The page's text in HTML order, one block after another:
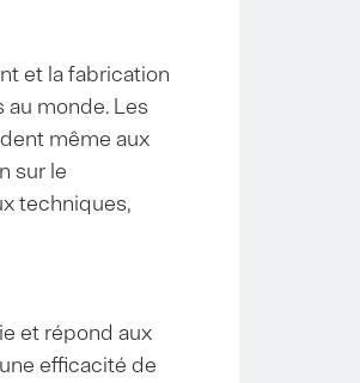
et la fabrication
au monde. Les
même aux
sur le
techniques,
et répond aux
efficacité de